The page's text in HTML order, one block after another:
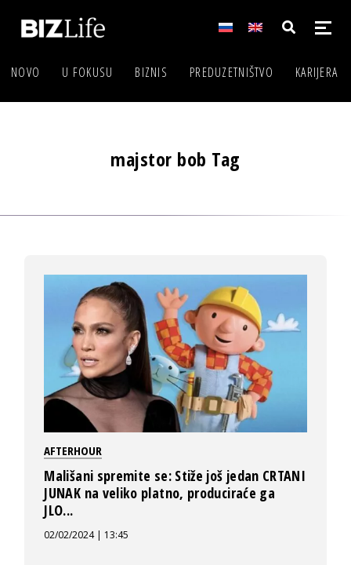
NOVO U FOKUSU BIZNIS PREDUZETNIŠTVO KARIJERA
majstor bob Tag
AFTERHOUR
Mališani spremite se: Stiže još jedan CRTANI
JUNAK na veliko platno, produciraće ga
JLO...
02/02/2024 | 13:45